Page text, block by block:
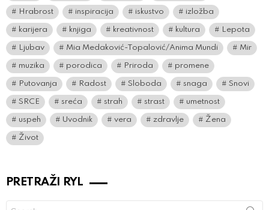
Hrabrost inspiracija iskustvo izložba
karijera knjiga kreativnost kultura Lepota
Ljubav Mia Medaković-Topalović/Anima Mundi Mir
muzika porodica Priroda promene
Putovanja Radost Sloboda snaga Snovi
SRCE sreća strah strast umetnost
uspeh Uvodnik vera zdravlje Žena
Život
PRETRAŽI RYL